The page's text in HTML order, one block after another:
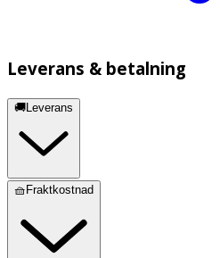
Leverans & betalning
🚚Leverans
🧺Fraktkostnad